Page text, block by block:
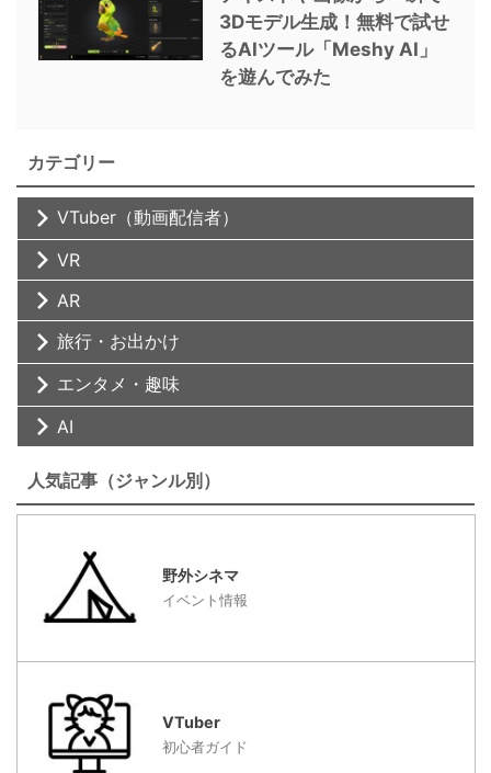
3Dモデル生成！無料で試せ
るAIツール「Meshy AI」
を遊んでみた
カテゴリー
VTuber（動画配信者）
VR
AR
旅行・お出かけ
エンタメ・趣味
AI
人気記事（ジャンル別）
野外シネマ
イベント情報
VTuber
初心者ガイド